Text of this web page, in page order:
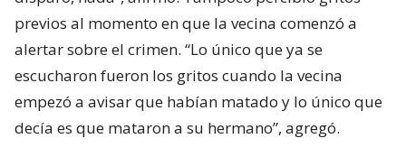
previos al momento en que la vecina comenzó a
alertar sobre el crimen. “Lo único que ya se
escucharon fueron los gritos cuando la vecina
empezó a avisar que habían matado y lo único que
decía es que mataron a su hermano”, agregó.